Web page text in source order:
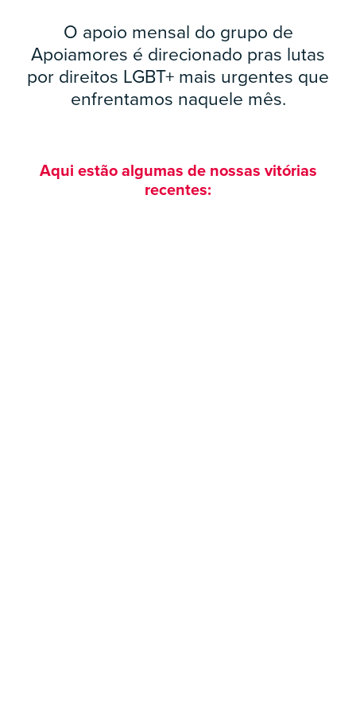
O apoio mensal do grupo de
Apoiamores é direcionado pras lutas
por direitos LGBT+ mais urgentes que
enfrentamos naquele mês.
Aqui estão algumas de nossas vitórias
recentes: